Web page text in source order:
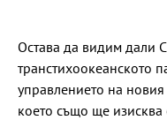
Остава да видим дали
транстихоокеанското
управлението на
което също ще